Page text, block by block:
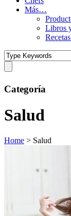
Más…
Libros
Categoría
Salud
Home > Salud